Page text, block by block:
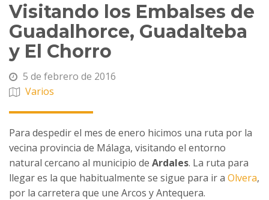
Visitando los Embalses de
Guadalhorce, Guadalteba
y El Chorro
5 de febrero de 2016
Varios
Para despedir el mes de enero hicimos una ruta por la
vecina provincia de Málaga, visitando el entorno
natural cercano al municipio de Ardales. La ruta para
llegar es la que habitualmente se sigue para ir a Olvera,
por la carretera que une Arcos y Antequera.